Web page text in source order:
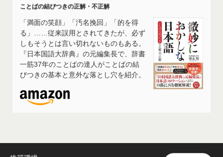
ことばの結びつきの正解・不正解
「満面の笑顔」「汚名挽回」「的を得
る」……従来誤用とされてきたが、必ず
しもそうとは言い切れないものもある。
『日本国語大辞典』の元編集長で、辞書
一筋37年のことばの達人がことばの結
びつきの基本と意外な落とし穴を紹介。